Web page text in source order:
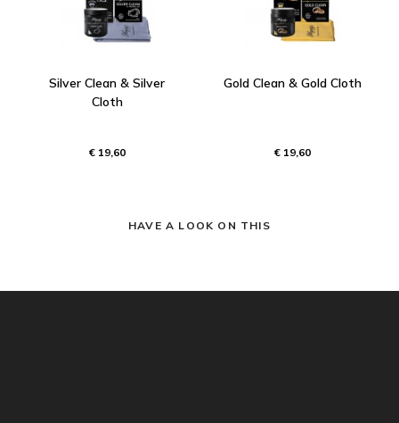
Silver Clean & Silver
Cloth
€ 19,60
Gold Clean & Gold Cloth
€ 19,60
HAVE A LOOK ON THIS